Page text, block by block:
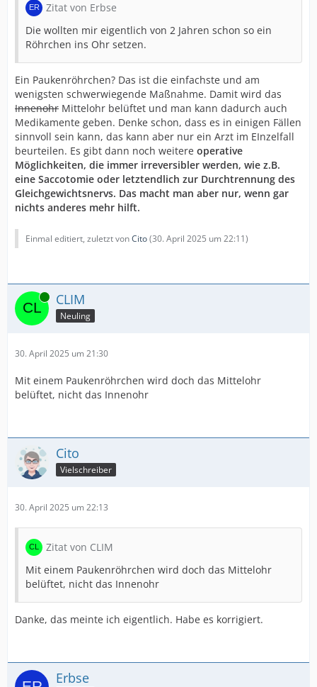
Zitat von Erbse
Die wollten mir eigentlich von 2 Jahren schon so ein
Röhrchen ins Ohr setzen.
Ein Paukenröhrchen? Das ist die einfachste und am
wenigsten schwerwiegende Maßnahme. Damit wird das
Innenohr Mittelohr belüftet und man kann dadurch auch
Medikamente geben. Denke schon, dass es in einigen Fällen
sinnvoll sein kann, das kann aber nur ein Arzt im EInzelfall
beurteilen. Es gibt dann noch weitere operative
Möglichkeiten, die immer irreversibler werden, wie z.B.
eine Saccotomie oder letztendlich zur Durchtrennung des
Gleichgewichtsnervs. Das macht man aber nur, wenn gar
nichts anderes mehr hilft.
Einmal editiert, zuletzt vonCito(30. April 2025 um 22:11)
Online CLIM
Neuling
30. April 2025 um 21:30
Mit einem Paukenröhrchen wird doch das Mittelohr
belüftet, nicht das Innenohr
Cito
Vielschreiber
30. April 2025 um 22:13
Zitat von CLIM
Mit einem Paukenröhrchen wird doch das Mittelohr
belüftet, nicht das Innenohr
Danke, das meinte ich eigentlich. Habe es korrigiert.
Erbse